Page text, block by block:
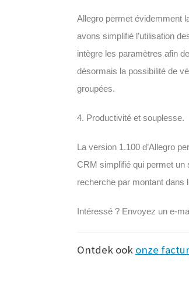
Allegro permet évidemment
avons simplifié l’utilisation
intègre les paramètres afin
désormais la possibilité de
groupées.
4. Productivité et souplesse.
La version 1.100 d’Allegro
CRM simplifié qui permet un
recherche par montant
Intéressé ? Envoyez un e-
Ontdek ook onze